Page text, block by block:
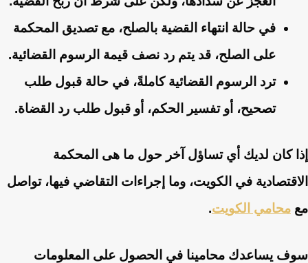
في حالة انتهاء القضية بالصلح، مع تصديق المحكمة
على الصلح، قد يتم رد نصف قيمة الرسوم القضائية.
ترد الرسوم القضائية كاملةً، في حالة قبول طلب
تصحيح، أو تفسير الحكم، أو قبول طلب رد القضاة.
إذا كان لديك أي تساؤل آخر حول ما هى المحكمة
الاقتصادية في الكويت، وما إجراءات التقاضي فيها، تواصل
مع محامي الكويت.
سوف يساعدك محامينا في الحصول على المعلومات